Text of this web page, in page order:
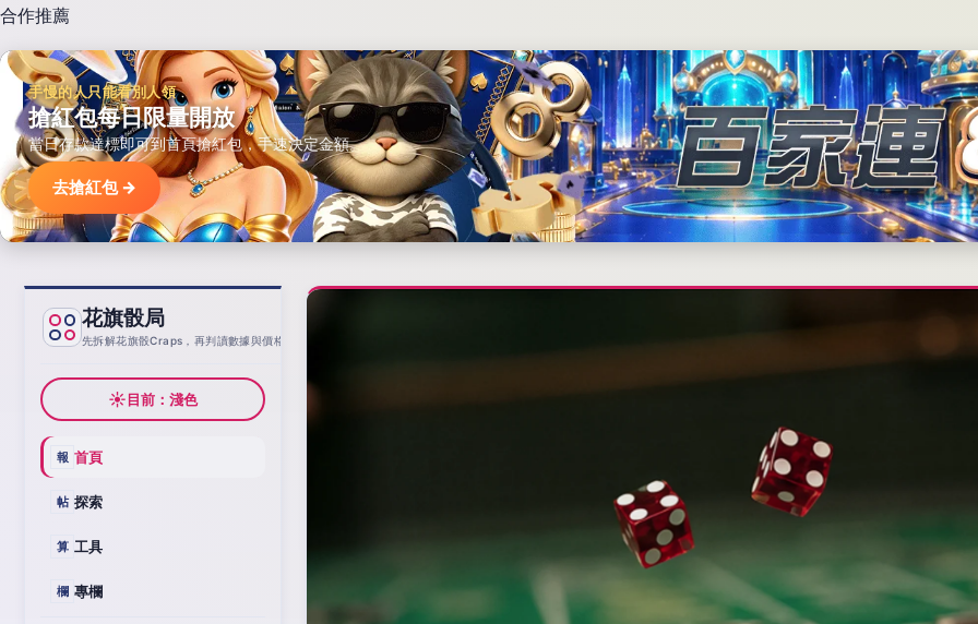
合作推薦
手慢的人只能看別人領
搶紅包每日限量開放
當日存款達標即可到首頁搶紅包，手速決定金額。
去搶紅包 →
花旗骰局
先拆解花旗骰Craps，再判讀數據與價格
☀目前：淺色
報 首頁
帖 探索
算 工具
欄 專欄